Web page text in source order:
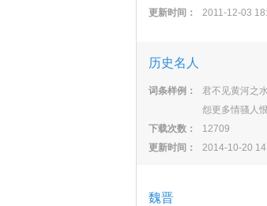
更新时间：
2011-12-03
历史名人
词条样例：
君不见黄河之
怨更多情骚人
下载次数：
12709
更新时间：
2014-10-20
魏晋